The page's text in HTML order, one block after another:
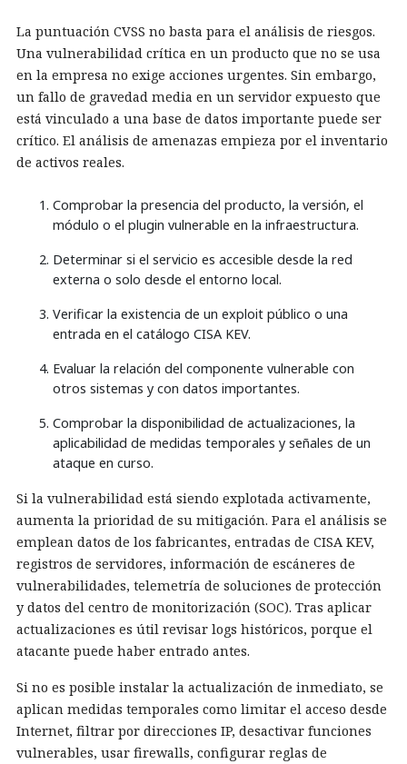
La puntuación CVSS no basta para el análisis de riesgos.
Una vulnerabilidad crítica en un producto que no se usa
en la empresa no exige acciones urgentes. Sin embargo,
un fallo de gravedad media en un servidor expuesto que
está vinculado a una base de datos importante puede ser
crítico. El análisis de amenazas empieza por el inventario
de activos reales.
Comprobar la presencia del producto, la versión, el
módulo o el plugin vulnerable en la infraestructura.
Determinar si el servicio es accesible desde la red
externa o solo desde el entorno local.
Verificar la existencia de un exploit público o una
entrada en el catálogo CISA KEV.
Evaluar la relación del componente vulnerable con
otros sistemas y con datos importantes.
Comprobar la disponibilidad de actualizaciones, la
aplicabilidad de medidas temporales y señales de un
ataque en curso.
Si la vulnerabilidad está siendo explotada activamente,
aumenta la prioridad de su mitigación. Para el análisis se
emplean datos de los fabricantes, entradas de CISA KEV,
registros de servidores, información de escáneres de
vulnerabilidades, telemetría de soluciones de protección
y datos del centro de monitorización (SOC). Tras aplicar
actualizaciones es útil revisar logs históricos, porque el
atacante puede haber entrado antes.
Si no es posible instalar la actualización de inmediato, se
aplican medidas temporales como limitar el acceso desde
Internet, filtrar por direcciones IP, desactivar funciones
vulnerables, usar firewalls, configurar reglas de